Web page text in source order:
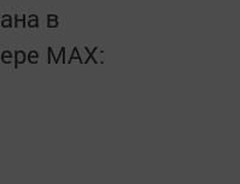
в
MАХ: